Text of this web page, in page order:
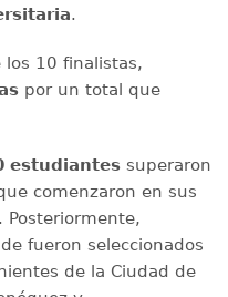
.
10 finalistas,
por un total que
estudiantessuperaron
comenzaron en sus
fueron seleccionados
de la Ciudad de